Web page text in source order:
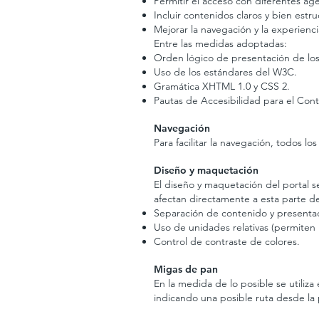
Incluir contenidos claros y bien
Mejorar la navegación y la
Entre las medidas adoptadas:
Orden lógico de presentación de
Uso de los estándares del W3C.
Gramática XHTML 1.0 y CSS 2.
Pautas de Accesibilidad para el
Navegación
Para facilitar la navegación, todos
Diseño y maquetación
El diseño y maquetación del portal
afectan directamente a esta parte
Separación de contenido y
Uso de unidades relativas
Control de contraste de colores.
Migas de pan
En la medida de lo posible se
indicando una posible ruta desde